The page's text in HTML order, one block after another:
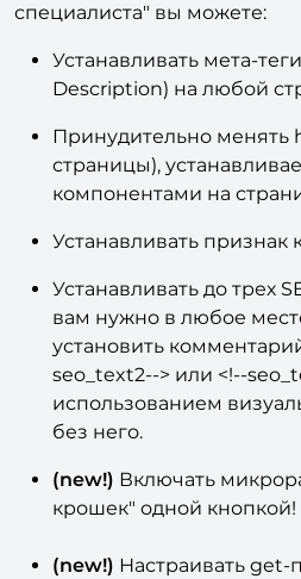
специалиста" вы можете:
Устанавливать мета-
Description) на любой
Принудительно менять
страницы),
компонентами на
Устанавливать признак
Устанавливать до трех
вам нужно в любое
установить
seo_text2--> или <!--
использованием
без него.
(new!) Включать
крошек" одной кнопкой!
(new!) Настраивать